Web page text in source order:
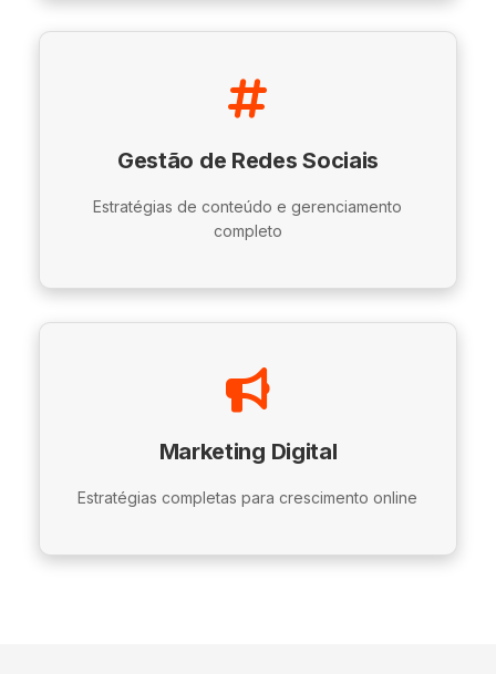
Gestão de Redes Sociais
Estratégias de conteúdo e gerenciamento
completo
Marketing Digital
Estratégias completas para crescimento online